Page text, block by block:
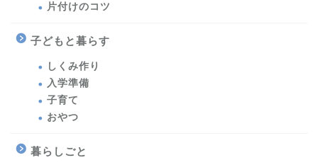
片付けのコツ
子どもと暮らす
しくみ作り
入学準備
子育て
おやつ
暮らしごと